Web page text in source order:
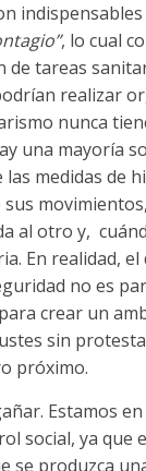
, lo cual
de tareas
realizar
nunca
una mayoría
las medidas de
al otro y,
En realidad,
no es
crear un
sin
próximo.
Estamos
social, ya que
se produzca